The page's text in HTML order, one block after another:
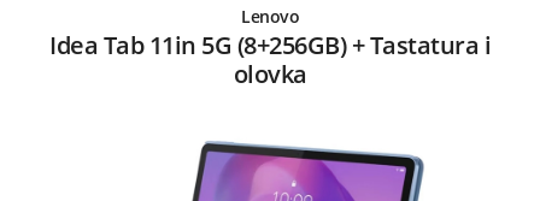
Lenovo
Idea Tab 11in 5G (8+256GB) + Tastatura i
olovka